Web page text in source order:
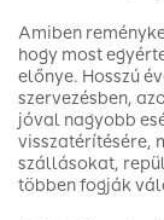
Amiben
hogy most
előnye. Hosszú
szervezésben,
jóval nagyobb
visszatérítésére,
szállásokat,
többen fogják